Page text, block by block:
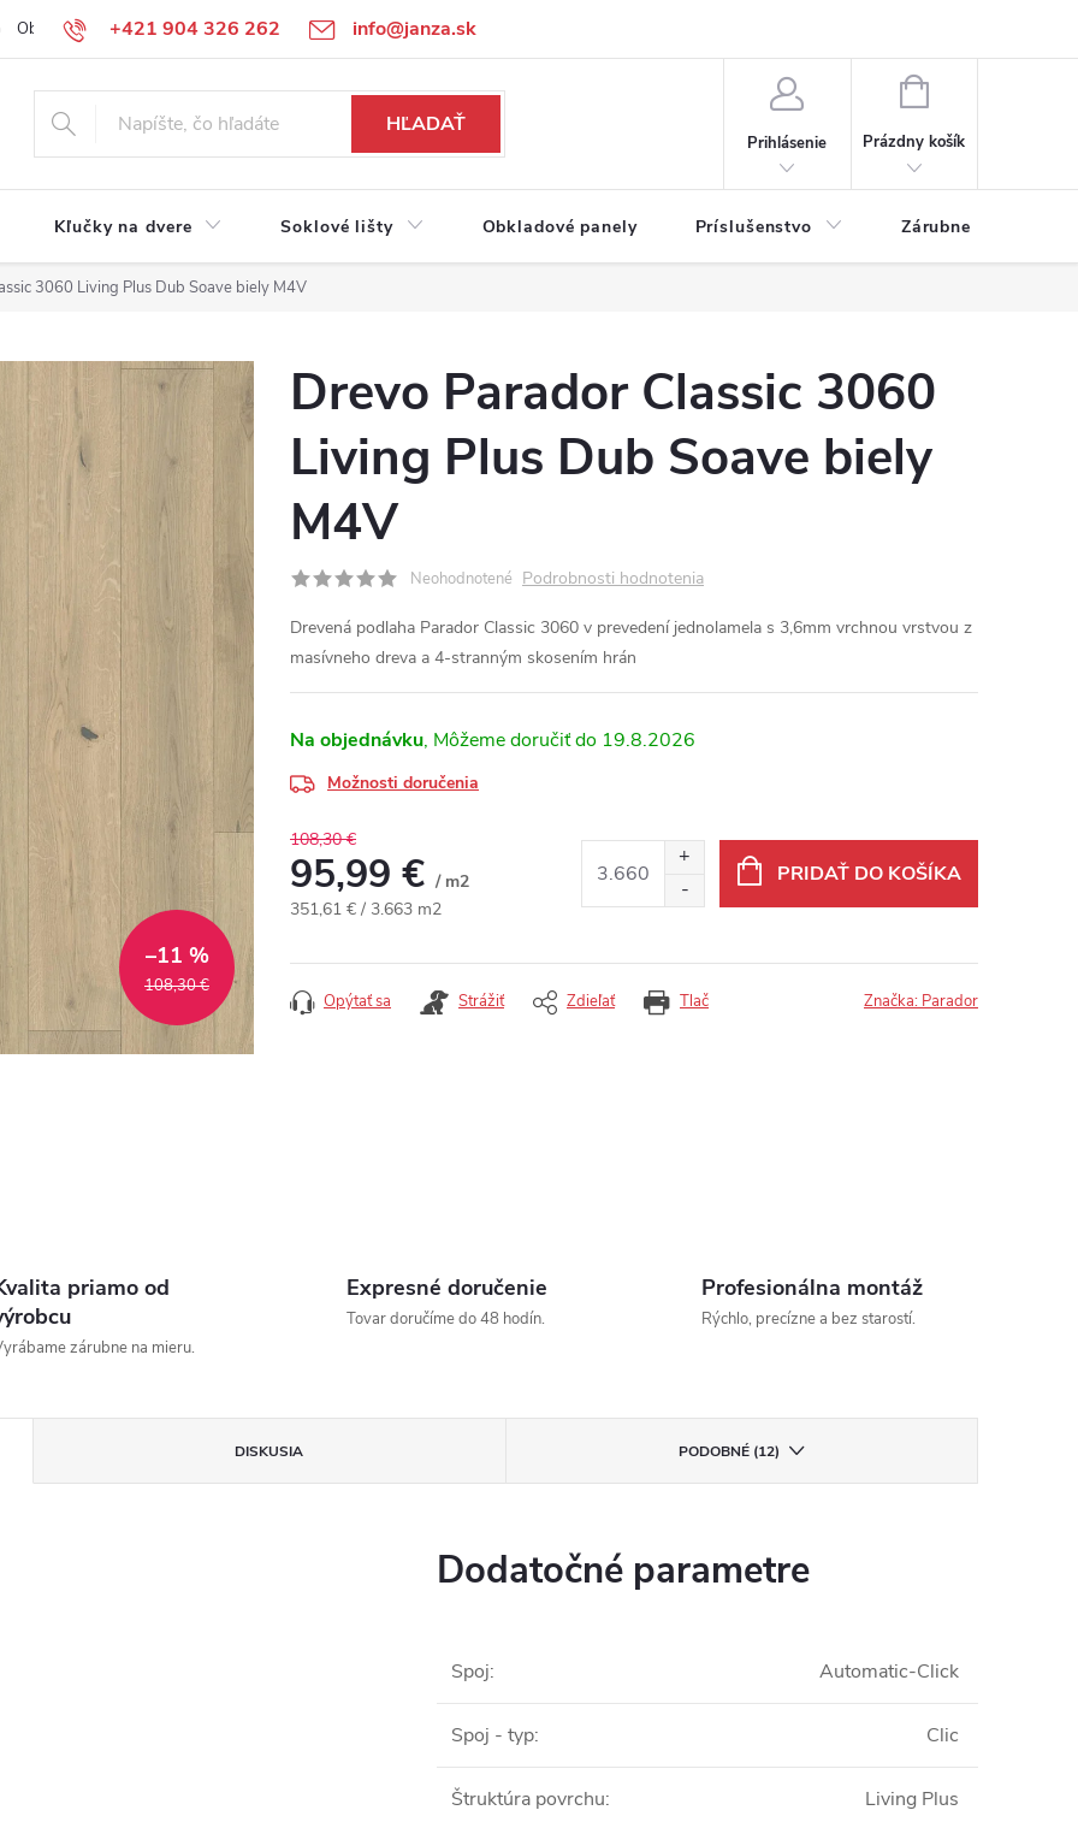
+421 904 326 262 info@janza.sk
Obchodné podmienky Reklamačné podmienky Podmienky ochrany osobných údajov
HĽADAŤ
Prihlásenie
NÁKUPNÝ KOŠÍK
Prázdny košík
Kľučky na dvere Soklové lišty Obkladové panely Príslušenstvo Zárubne
3060 Living Plus Dub Soave biely M4V
108,30 €
–11 %
Drevo Parador Classic 3060
Living Plus Dub Soave biely
M4V
Neohodnotené Podrobnosti hodnotenia
Drevená podlaha Parador Classic 3060 v prevedení jednolamela s 3,6mm vrchnou vrstvou z
masívneho dreva a 4-stranným skosením hrán
Na objednávku 19.8.2026
Možnosti doručenia
108,30 €
95,99 € / m2
Jednotková cena:
351,61 € / 3.663 m2
PRIDAŤ DO KOŠÍKA
Tlač
Opýtať sa Strážiť Zdieľať Značka: Parador
priamo od
zárubne na mieru.
Expresné doručenie
Tovar doručíme do 48 hodín.
Profesionálna montáž
Rýchlo, precízne a bez starostí.
DISKUSIA PODOBNÉ (12)
Dodatočné parametre
Spoj: Automatic-Click
Spoj - typ: Clic
Štruktúra povrchu: Living Plus